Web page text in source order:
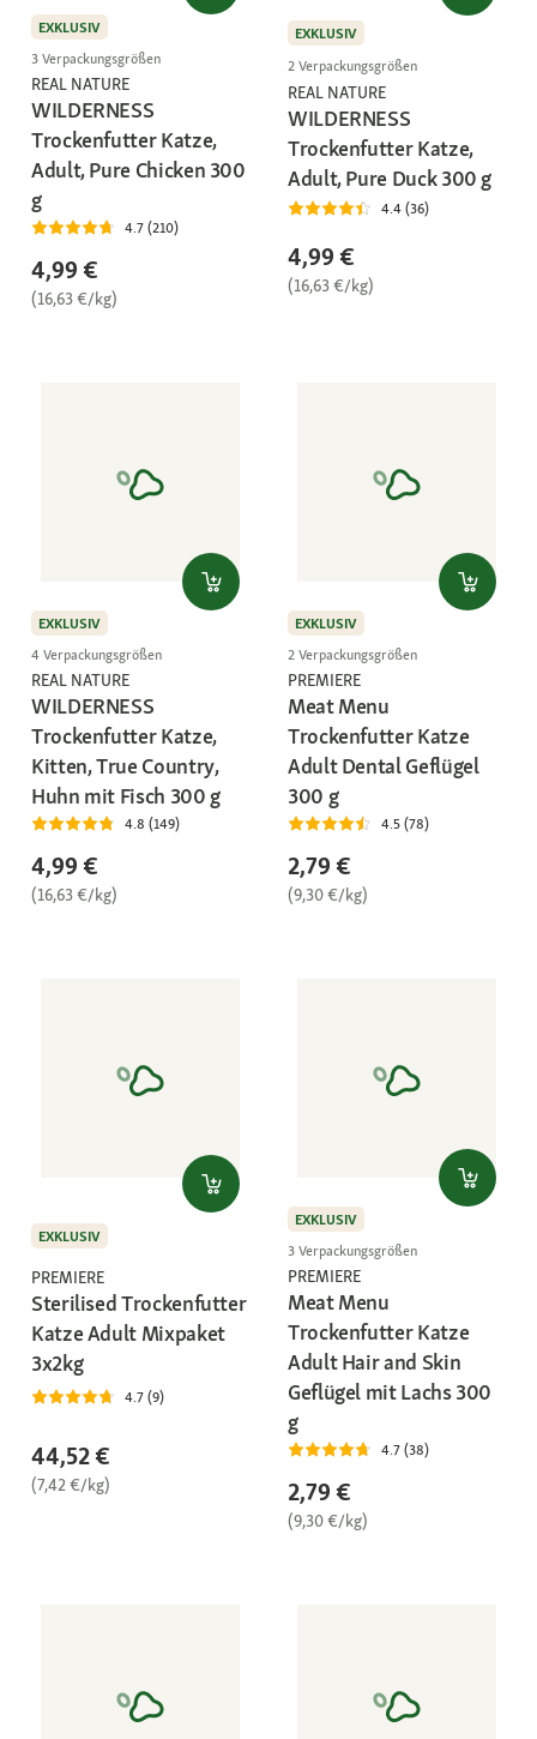
EXKLUSIV
3 Verpackungsgrößen
REAL NATURE
WILDERNESS
Trockenfutter Katze,
Adult, Pure Chicken 300
g
4.7 (210)
4,99 €
(16,63 €/kg)
EXKLUSIV
2 Verpackungsgrößen
REAL NATURE
WILDERNESS
Trockenfutter Katze,
Adult, Pure Duck 300 g
4.4 (36)
4,99 €
(16,63 €/kg)
EXKLUSIV
4 Verpackungsgrößen
REAL NATURE
WILDERNESS
Trockenfutter Katze,
Kitten, True Country,
Huhn mit Fisch 300 g
4.8 (149)
4,99 €
(16,63 €/kg)
EXKLUSIV
2 Verpackungsgrößen
PREMIERE
Meat Menu
Trockenfutter Katze
Adult Dental Geflügel
300 g
4.5 (78)
2,79 €
(9,30 €/kg)
EXKLUSIV
PREMIERE
Sterilised Trockenfutter
Katze Adult Mixpaket
3x2kg
4.7 (9)
44,52 €
(7,42 €/kg)
EXKLUSIV
3 Verpackungsgrößen
PREMIERE
Meat Menu
Trockenfutter Katze
Adult Hair and Skin
Geflügel mit Lachs 300
g
4.7 (38)
2,79 €
(9,30 €/kg)